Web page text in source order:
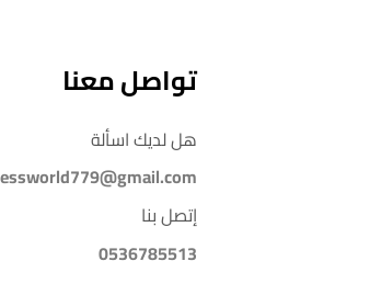
تواصل معنا
هل لديك اسألة
إتصل بنا
0536785513